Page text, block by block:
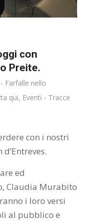
con
Preite.
Farfalle nello
qui, Eventi - Tracce
con i nostri
ed
Claudia Murabito
i loro versi
al pubblico e